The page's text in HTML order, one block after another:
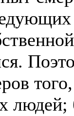
людей;